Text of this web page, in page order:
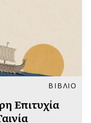
ΒΙΒΛΙΟ
Επιτυχία